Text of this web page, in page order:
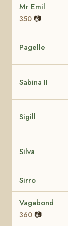
Mr Emil
350 📷
Pagelle
Sabina II
Sigill
Silva
Sirro
Vagabond
360 📷